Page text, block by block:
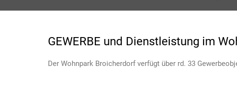
GEWERBE und Dienstleistung im
Der Wohnpark Broicherdorf verfügt über rd. 33